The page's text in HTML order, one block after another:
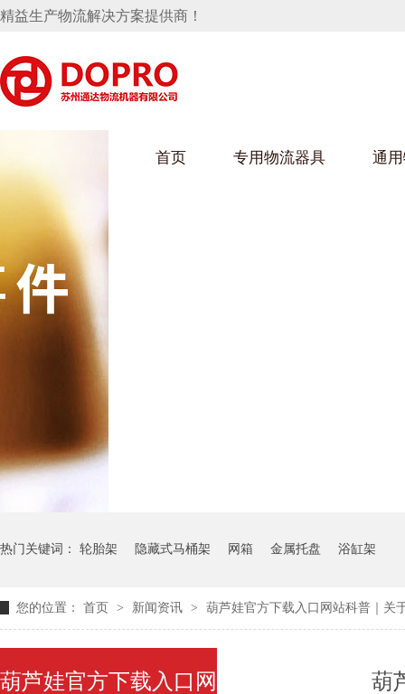
精益生产物流解决方案提供商！
首页 专用物流器具
葫芦娃下载最污架
保险杠料架
消声器料架
通
车
料架
桶水箱支架
行业
热门关键词： 轮胎架 隐藏式马桶架 网箱 金属托盘 浴缸架
您的位置： 首页 > 新闻资讯 > 葫芦娃官方下载入口网站科普｜关
葫
葫芦娃官方下载入口网